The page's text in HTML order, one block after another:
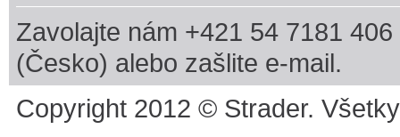
Zavolajte nám +421 54 7181
(Česko) alebo zašlite e-mail.
Copyright 2012 © Strader.